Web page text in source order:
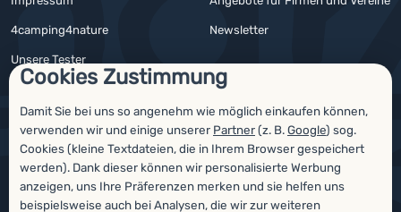
Cookies Zustimmung
Damit Sie bei uns so angenehm wie möglich einkaufen können,
verwenden wir und einige unserer Partner(z. B.Google) sog.
Cookies (kleine Textdateien, die in Ihrem Browser gespeichert
werden). Dank dieser können wir personalisierte Werbung
anzeigen, uns Ihre Präferenzen merken und sie helfen uns
beispielsweise auch bei Analysen, die wir zur weiteren
4camping4nature
Unsere Tester
Newsletter
Auszeichnungen